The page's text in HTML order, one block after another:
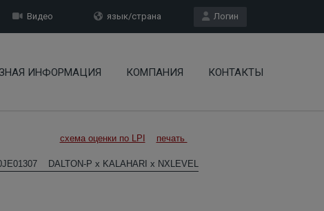
Логин
язык/страна
Видео
ИНФОРМАЦИЯ КОМПАНИЯ КОНТАКТЫ